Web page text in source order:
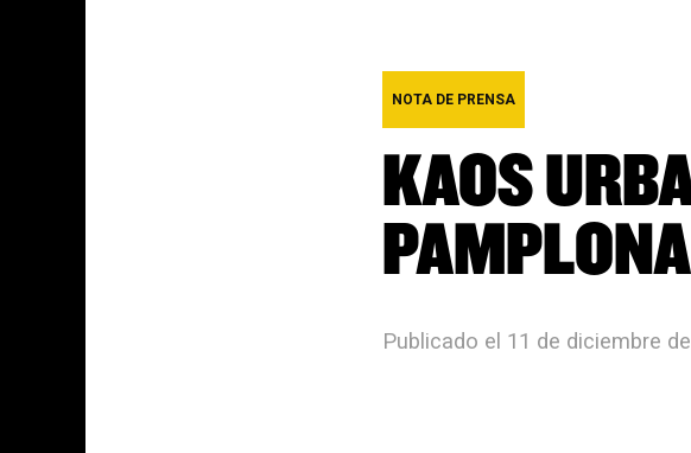
NOTA DE PRENSA
KAOS
PAMPLONA
Publicado el 11 de diciembre